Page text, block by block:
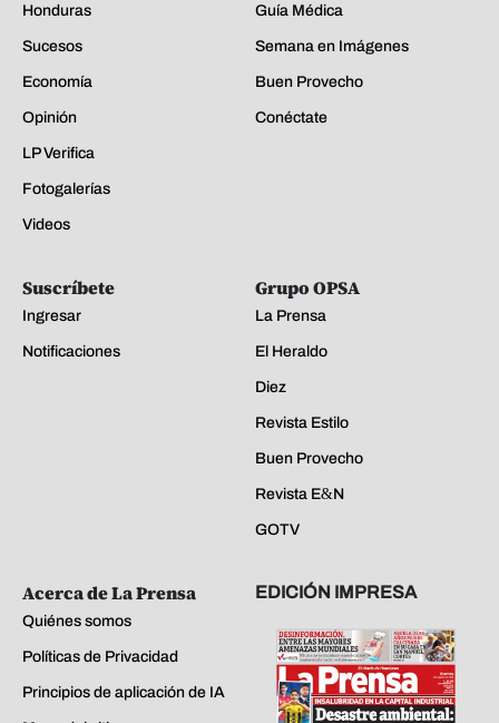
Honduras
Sucesos
Economía
Opinión
LP Verifica
Fotogalerías
Videos
Guía Médica
Semana en Imágenes
Buen Provecho
Conéctate
Suscríbete
Ingresar
Notificaciones
Grupo OPSA
La Prensa
El Heraldo
Diez
Revista Estilo
Buen Provecho
Revista E&N
GOTV
Acerca de La Prensa
Quiénes somos
Políticas de Privacidad
Principios de aplicación de IA
EDICIÓN IMPRESA